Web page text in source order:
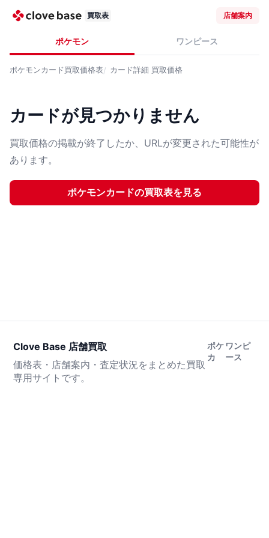
買取表 店舗案内
ポケモン ワンピース
ポケモンカード買取価格表 カード詳細 買取価格
カードが見つかりません
買取価格の掲載が終了したか、URLが変更された可能性が
あります。
ポケモンカードの買取表を見る
Clove Base 店舗買取
価格表・店舗案内・査定状況をまとめた買取
専用サイトです。
ポケ
カ
ワンピ
ース